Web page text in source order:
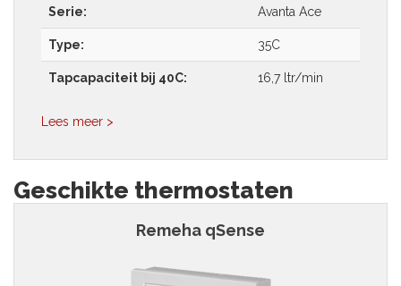
Serie: Avanta Ace
Type: 35C
Tapcapaciteit bij 40C: 16,7 ltr/min
Lees meer >
Geschikte thermostaten
Remeha qSense